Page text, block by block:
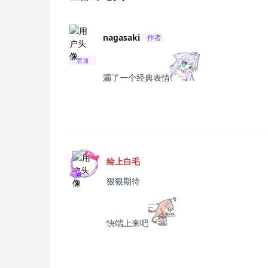
置顶
nagasaki 作者
漏了一个经典表情
绘上白毛
狠狠期待
快端上来吧